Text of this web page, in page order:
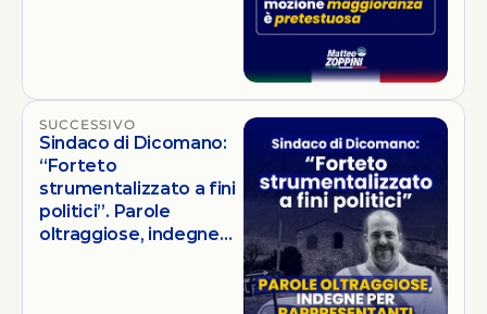
SUCCESSIVO
Sindaco di Dicomano:
“Forteto
strumentalizzato a fini
politici”. Parole
oltraggiose, indegne